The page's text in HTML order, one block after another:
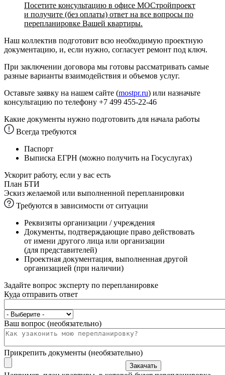
Посетите консультацию в офисе МОСтройпроект
и получите (без оплаты) ответ на все вопросы по
перепланировке Вашей квартиры.
Наш коллектив подготовит всю необходимую проектную
документацию, и, если нужно, согласует ремонт под ключ.
При заключении договора мы готовы рассматривать самые
разные варианты взаимодействия и объемов услуг.
Оставьте заявку на нашем сайте (mostpr.ru) или назначьте
консультацию по телефону +7 499 455-22-46
Какие документы нужно подготовить для начала работы
Всегда требуются
Паспорт
Выписка ЕГРН (можно получить на Госуслугах)
Ускорит работу, если у вас есть
План БТИ
Эскиз желаемой или выполненной перепланировки
Требуются в зависимости от ситуации
Реквизиты организации / учреждения
Документы, подтверждающие право действовать
от имени другого лица или организации
(для представителей)
Проектная документация, выполненная другой
организацией (при наличии)
Задайте вопрос эксперту по перепланировке
Куда отправить ответ
Ваш вопрос (необязательно)
Прикрепить документы (необязательно)
Закачать